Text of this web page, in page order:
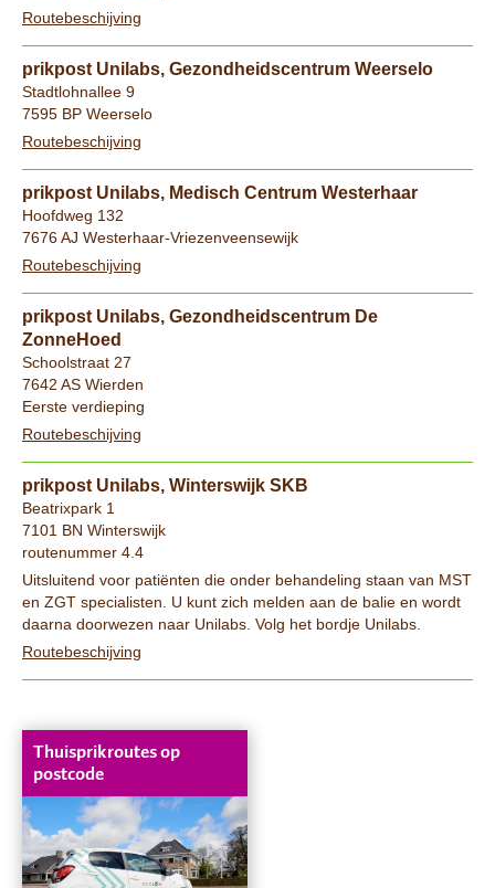
Routebeschijving
prikpost Unilabs, Gezondheidscentrum Weerselo
Stadtlohnallee 9
7595 BP Weerselo
Routebeschijving
prikpost Unilabs, Medisch Centrum Westerhaar
Hoofdweg 132
7676 AJ Westerhaar-Vriezenveensewijk
Routebeschijving
prikpost Unilabs, Gezondheidscentrum De
ZonneHoed
Schoolstraat 27
7642 AS Wierden
Eerste verdieping
Routebeschijving
prikpost Unilabs, Winterswijk SKB
Beatrixpark 1
7101 BN Winterswijk
routenummer 4.4
Uitsluitend voor patiënten die onder behandeling staan van MST
en ZGT specialisten. U kunt zich melden aan de balie en wordt
daarna doorwezen naar Unilabs. Volg het bordje Unilabs.
Routebeschijving
Thuisprikroutes op
postcode